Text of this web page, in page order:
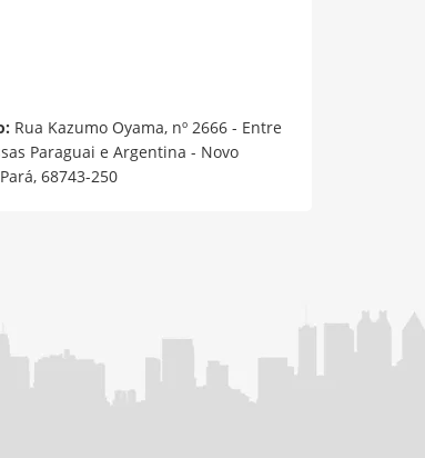
Rua Kazumo Oyama, nº 2666 - Entre
Paraguai e Argentina - Novo
68743-250